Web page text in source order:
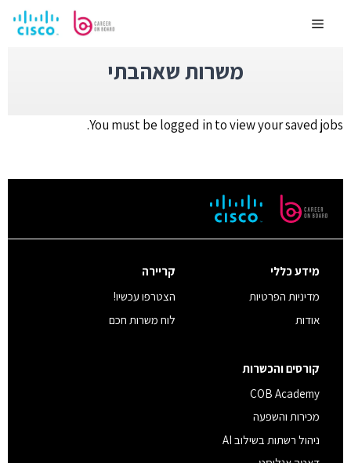
לתוכןMenu
משרות שאהבתי
You must be logged in to view your saved jobs.
מידע כללי
מדיניות הפרטיות
אודות
קריירה
הצטרפו עכשיו!
לוח משרות חכם
קורסים והכשרות
COB Academy
מכירות והשפעה
ניהול רשתות בשילוב AI